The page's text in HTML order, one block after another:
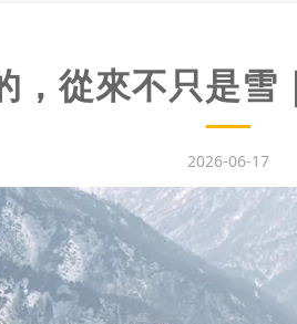
，從來不只是
2026-06-17